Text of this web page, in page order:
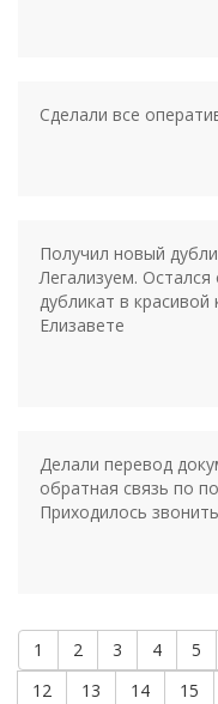
Сделали все
Получил новый
Легализуем.
дубликат в
Елизавете
Делали перевод
обратная связь по
Приходилось
1 2 3 4 5
12
13 14 15